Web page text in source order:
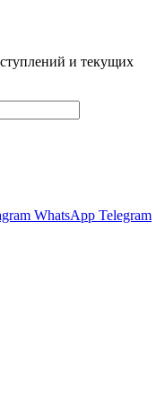
и текущих
WhatsApp Telegram